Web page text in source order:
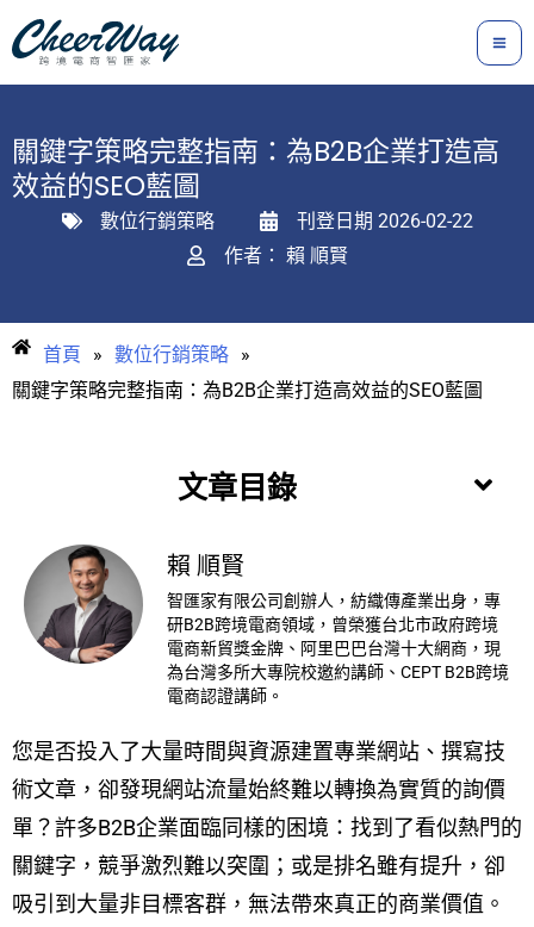
至
主
內
容
關鍵字策略完整指南：為B2B企業打造高
效益的SEO藍圖
數位行銷策略 刊登日期 2026-02-22
作者： 賴 順賢
首頁 » 數位行銷策略 »
關鍵字策略完整指南：為B2B企業打造高效益的SEO藍圖
文章目錄
賴 順賢
智匯家有限公司創辦人，紡織傳產業出身，專
研B2B跨境電商領域，曾榮獲台北市政府跨境
電商新貿獎金牌、阿里巴巴台灣十大網商，現
為台灣多所大專院校邀約講師、CEPT B2B跨境
電商認證講師。
您是否投入了大量時間與資源建置專業網站、撰寫技
術文章，卻發現網站流量始終難以轉換為實質的詢價
單？許多B2B企業面臨同樣的困境：找到了看似熱門的
關鍵字，競爭激烈難以突圍；或是排名雖有提升，卻
吸引到大量非目標客群，無法帶來真正的商業價值。